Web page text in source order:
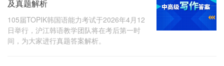
及真题解析
105届TOPIK韩国语能力考试于2026年4月12
日举行，沪江韩语教学团队将在考后第一时
间，为大家进行真题答案解析。